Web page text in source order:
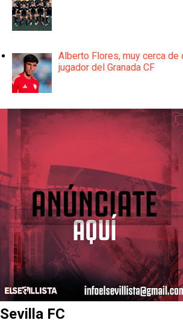
Alberto Flores, muy cerca de
jugador del Granada CF
Sevilla FC